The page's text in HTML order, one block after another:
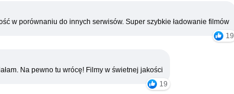
w porównaniu do innych serwisów. Super szybkie ładowanie filmów
19
Na pewno tu wrócę! Filmy w świetnej jakości
19